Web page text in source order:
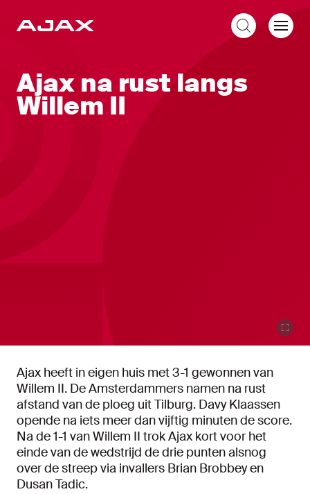
Ajax na rust langs
Willem II
Ajax heeft in eigen huis met 3-1 gewonnen van
Willem II. De Amsterdammers namen na rust
afstand van de ploeg uit Tilburg. Davy Klaassen
opende na iets meer dan vijftig minuten de score.
Na de 1-1 van Willem II trok Ajax kort voor het
einde van de wedstrijd de drie punten alsnog
over de streep via invallers Brian Brobbey en
Dusan Tadic.